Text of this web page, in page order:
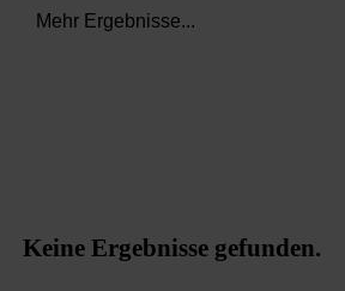
Mehr Ergebnisse...
Keine Ergebnisse gefunden.